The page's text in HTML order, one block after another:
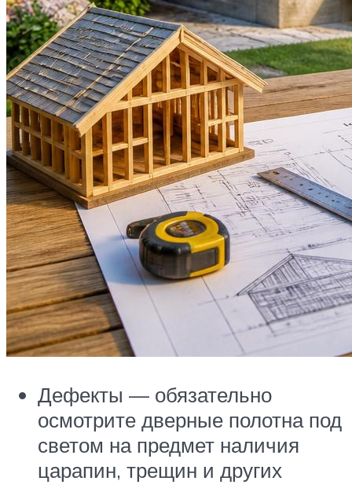
Дефекты — обязательно
осмотрите дверные полотна под
светом на предмет наличия
царапин, трещин и других